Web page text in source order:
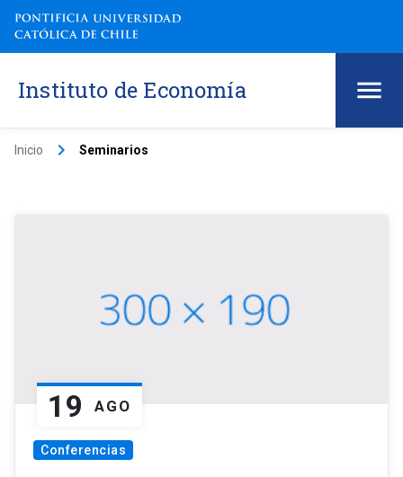
Instituto de Economía
Inicio keyboard_arrow_right Seminarios
19 AGO
Conferencias